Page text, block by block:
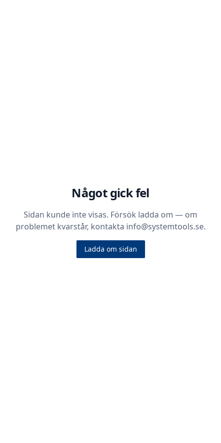
Något gick fel
Sidan kunde inte visas. Försök ladda om — om
problemet kvarstår, kontakta info@systemtools.se.
Ladda om sidan